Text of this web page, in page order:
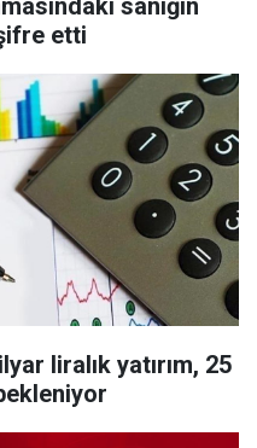
sanığın
etti
liralık yatırım, 25